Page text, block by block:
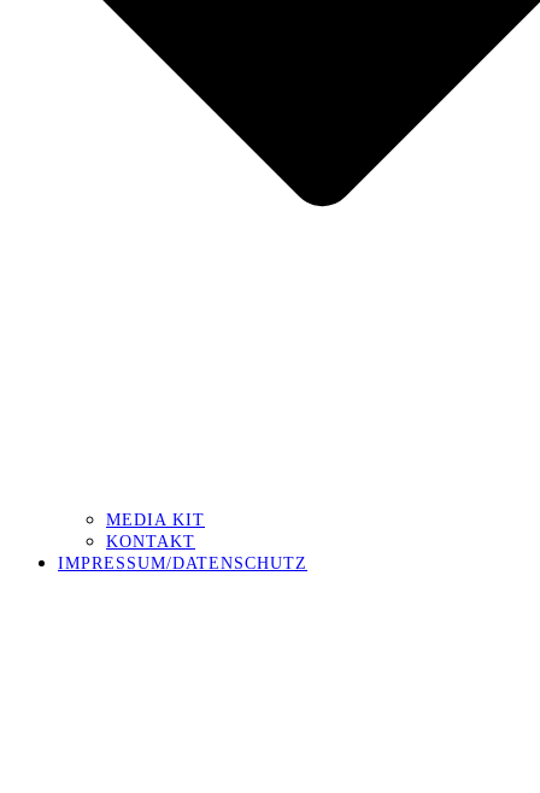
MEDIA KIT
KONTAKT
IMPRESSUM/DATENSCHUTZ